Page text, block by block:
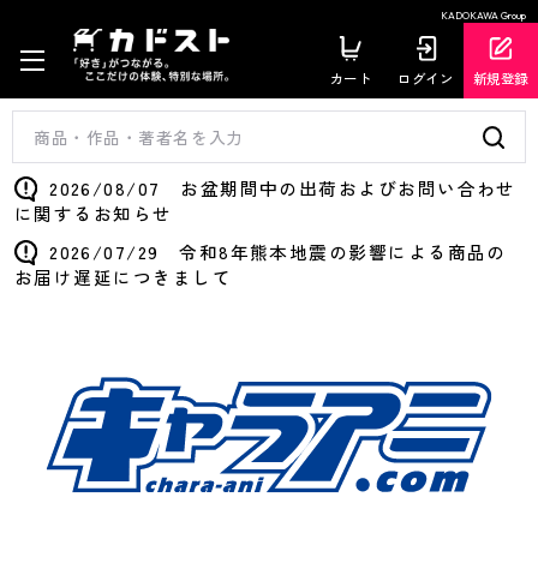
KADOKAWA Group
カート ログイン 新規登録
2026/08/07 お盆期間中の出荷およびお問い合わせ
に関するお知らせ
2026/07/29 令和8年熊本地震の影響による商品の
お届け遅延につきまして